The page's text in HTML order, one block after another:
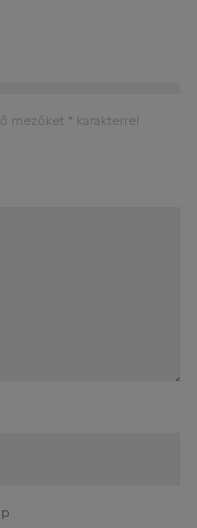
mezőket * karakterrel